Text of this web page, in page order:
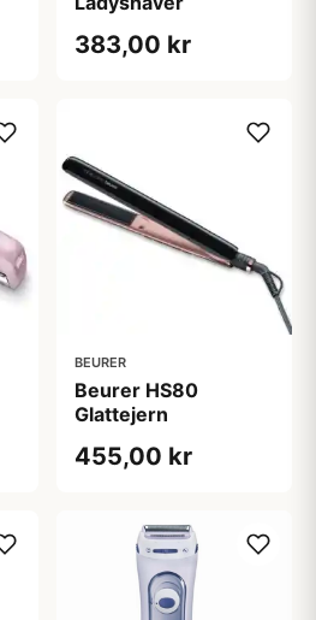
383,00 kr
BEURER
Beurer HS80
Glattejern
455,00 kr